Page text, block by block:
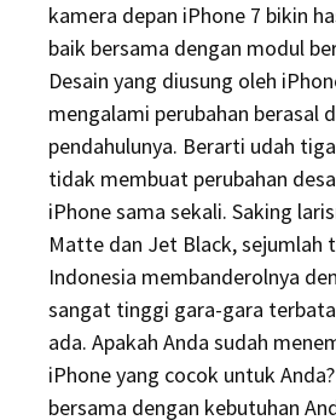
kamera depan iPhone 7 bikin
baik bersama dengan modul
Desain yang diusung oleh
mengalami perubahan berasal
pendahulunya. Berarti udah
tidak membuat perubahan
iPhone sama sekali. Saking
Matte dan Jet Black, sejumlah
Indonesia membanderolnya
sangat tinggi gara-gara
ada. Apakah Anda sudah
iPhone yang cocok untuk
bersama dengan kebutuhan